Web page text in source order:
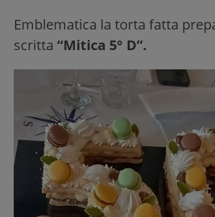
Emblematica la torta fatta
scritta “Mitica 5° D”.